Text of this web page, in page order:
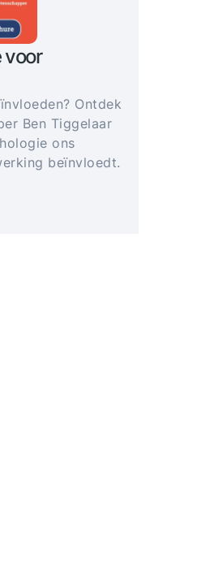
voor
Ontdek
Ben Tiggelaar
ons
beïnvloedt.